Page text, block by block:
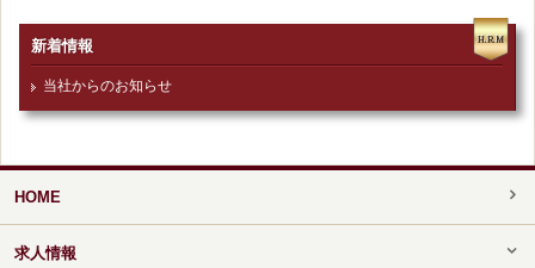
新着情報
当社からのお知らせ
HOME
求人情報